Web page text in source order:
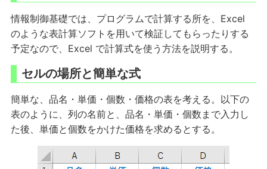
情報制御基礎では、プログラムで計算する所を、Excel
のような表計算ソフトを用いて検証してもらったりする
予定なので、Excel で計算式を使う方法を説明する。
セルの場所と簡単な式
簡単な、品名・単価・個数・価格の表を考える。以下の
表のように、列の名前と、品名・単価・個数まで入力し
た後、単価と個数をかけた価格を求めるとする。